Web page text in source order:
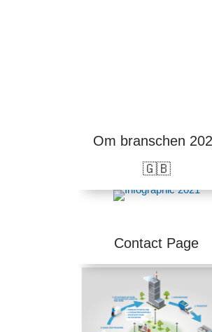
Om branschen
🇬🇧
Contact Page